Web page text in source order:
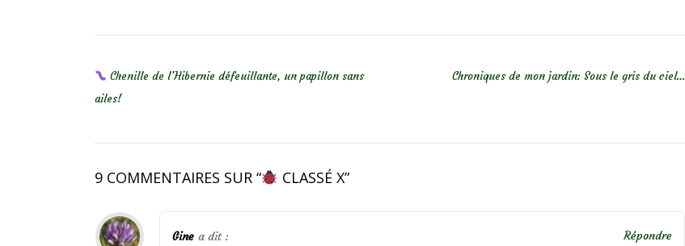
Chenille de l’Hibernie défeuillante, un papillon sans
ailes!
Chroniques de mon jardin: Sous le gris du ciel…
9 COMMENTAIRES SUR “ CLASSÉ X”
Gine a dit : Répondre